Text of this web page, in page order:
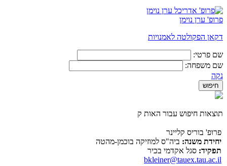
פרופ' ערן נוימן
דקאן הפקולטה לאמנויות
שם פרטי:
שם משפחה:
נקה
תוצאות חיפוש עבור האות ק
פרופ' בוריס קליינר
יחידת משנה: ביה"ס למוזיקה בוכמן-מהטה
תפקיד: סגל אקדמי בכיר
bkleiner@tauex.tau.ac.il